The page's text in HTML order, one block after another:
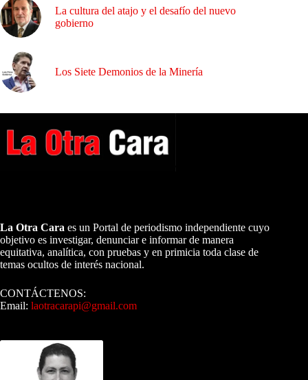
La cultura del atajo y el desafío del nuevo
gobierno
Los Siete Demonios de la Minería
La Otra Cara es un Portal de periodismo independiente cuyo
objetivo es investigar, denunciar e informar de manera
equitativa, analítica, con pruebas y en primicia toda clase de
temas ocultos de interés nacional.
CONTÁCTENOS:
Email: laotracarapi@gmail.com